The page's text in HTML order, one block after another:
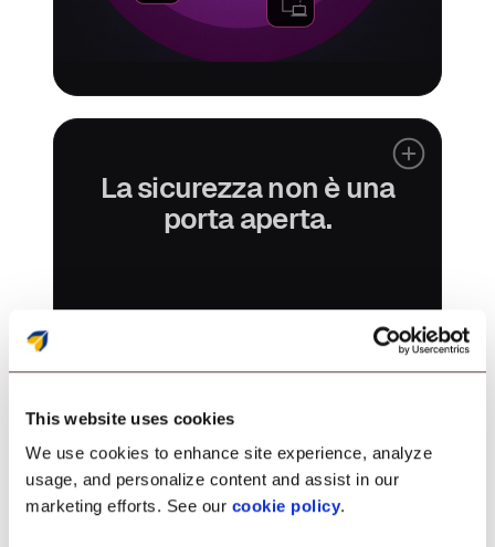
This website uses cookies
We use cookies to enhance site experience, analyze
usage, and personalize content and assist in our
marketing efforts. See our cookie policy.
La sicurezza non è una
porta aperta.